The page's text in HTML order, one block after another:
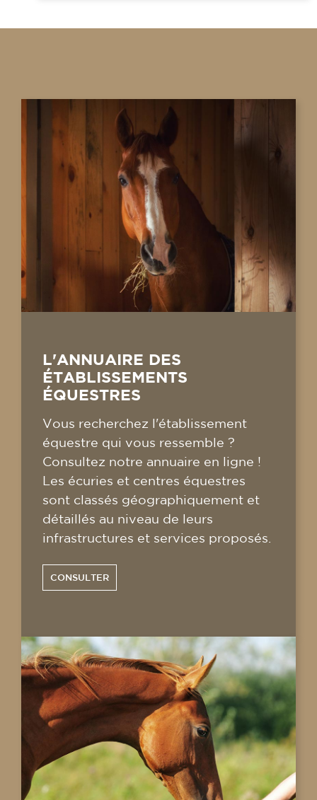
L'ANNUAIRE DES
ÉTABLISSEMENTS
ÉQUESTRES
Vous recherchez l'établissement
équestre qui vous ressemble ?
Consultez notre annuaire en ligne !
Les écuries et centres équestres
sont classés géographiquement et
détaillés au niveau de leurs
infrastructures et services proposés.
CONSULTER